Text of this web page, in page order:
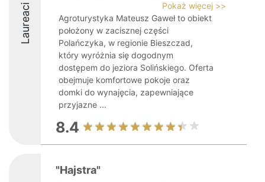
Laureaci
Pokaż więcej >>
Agroturystyka Mateusz Gaweł to obiekt
położony w zacisznej części
Polańczyka, w regionie Bieszczad,
który wyróżnia się dogodnym
dostępem do jeziora Solińskiego. Oferta
obejmuje komfortowe pokoje oraz
domki do wynajęcia, zapewniające
przyjazne ...
8.4
"Hajstra"